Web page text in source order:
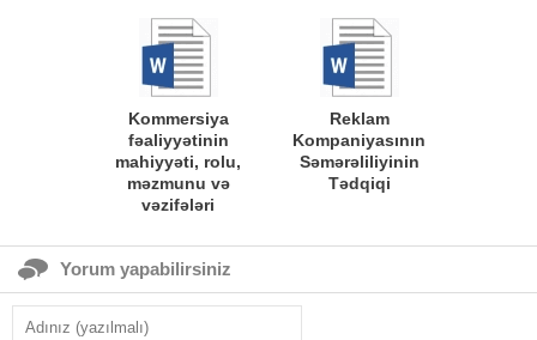
Kommersiya
fəaliyyətinin
mahiyyəti, rolu,
məzmunu və
vəzifələri
Reklam
Kompaniyasının
Səmərəliliyinin
Tədqiqi
Yorum yapabilirsiniz